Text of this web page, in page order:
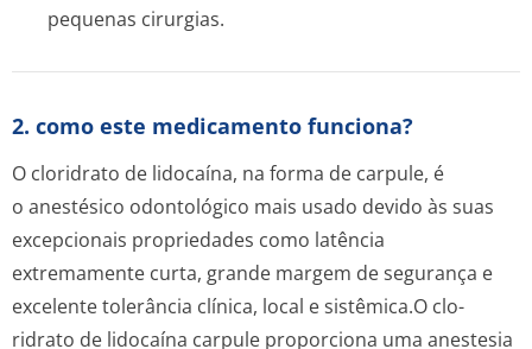
pequenas cirurgias.
2. como este medicamento funciona?
O cloridrato de lidocaína, na forma de carpule, é
o anestésico odontológico mais usado devido às suas
excepcionais propriedades como latência
extremamente curta, grande margem de segurança e
excelente tolerância clínica, local e sistêmica.O clo­
ridrato de lidocaína carpule proporciona uma anestesia